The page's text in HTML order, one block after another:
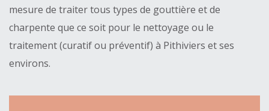
mesure de traiter tous types de gouttière et de
charpente que ce soit pour le nettoyage ou le
traitement (curatif ou préventif) à Pithiviers et ses
environs.